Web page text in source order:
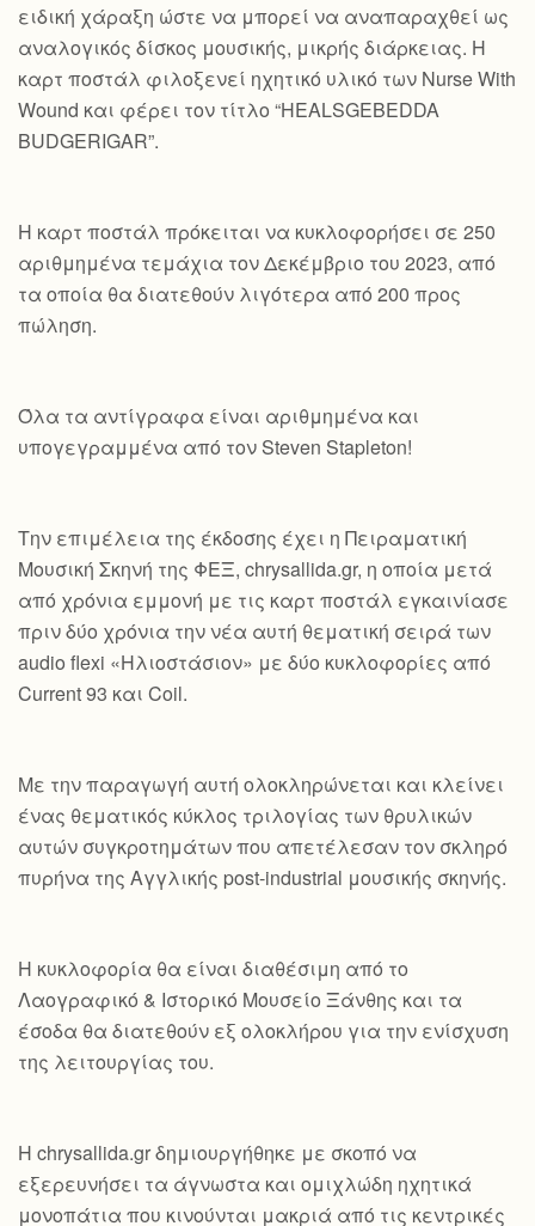
ειδική χάραξη ώστε να μπορεί να αναπαραχθεί ως
αναλογικός δίσκος μουσικής, μικρής διάρκειας. Η
καρτ ποστάλ φιλοξενεί ηχητικό υλικό των Nurse With
Wound και φέρει τον τίτλο “HEALSGEBEDDA
BUDGERIGAR”.
Η καρτ ποστάλ πρόκειται να κυκλοφορήσει σε 250
αριθμημένα τεμάχια τον Δεκέμβριο του 2023, από
τα οποία θα διατεθούν λιγότερα από 200 προς
πώληση.
Όλα τα αντίγραφα είναι αριθμημένα και
υπογεγραμμένα από τον Steven Stapleton!
Την επιμέλεια της έκδοσης έχει η Πειραματική
Μουσική Σκηνή της ΦΕΞ, chrysallida.gr, η οποία μετά
από χρόνια εμμονή με τις καρτ ποστάλ εγκαινίασε
πριν δύο χρόνια την νέα αυτή θεματική σειρά των
audio flexi «Ηλιοστάσιον» με δύο κυκλοφορίες από
Current 93 και Coil.
Με την παραγωγή αυτή ολοκληρώνεται και κλείνει
ένας θεματικός κύκλος τριλογίας των θρυλικών
αυτών συγκροτημάτων που απετέλεσαν τον σκληρό
πυρήνα της Αγγλικής post-industrial μουσικής σκηνής.
Η κυκλοφορία θα είναι διαθέσιμη από το
Λαογραφικό & Ιστορικό Μουσείο Ξάνθης και τα
έσοδα θα διατεθούν εξ ολοκλήρου για την ενίσχυση
της λειτουργίας του.
Η chrysallida.gr δημιουργήθηκε με σκοπό να
εξερευνήσει τα άγνωστα και ομιχλώδη ηχητικά
μονοπάτια που κινούνται μακριά από τις κεντρικές